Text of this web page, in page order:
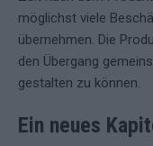
möglichst viele
übernehmen. Die
den Übergang
gestalten zu können.
Ein neues